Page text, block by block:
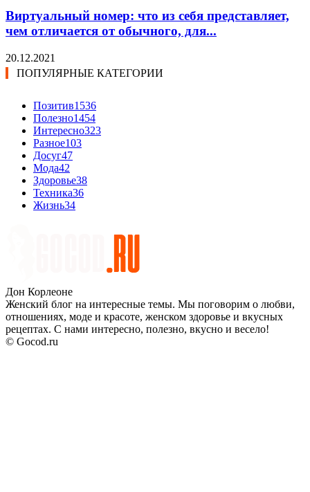
Виртуальный номер: что из себя представляет,
чем отличается от обычного, для...
20.12.2021
ПОПУЛЯРНЫЕ КАТЕГОРИИ
Позитив1536
Полезно1454
Интересно323
Разное103
Досуг47
Мода42
Здоровье38
Техника36
Жизнь34
Дон Корлеоне
Женский блог на интересные темы. Мы поговорим о любви,
отношениях, моде и красоте, женском здоровье и вкусных
рецептах. С нами интересно, полезно, вкусно и весело!
© Gocod.ru